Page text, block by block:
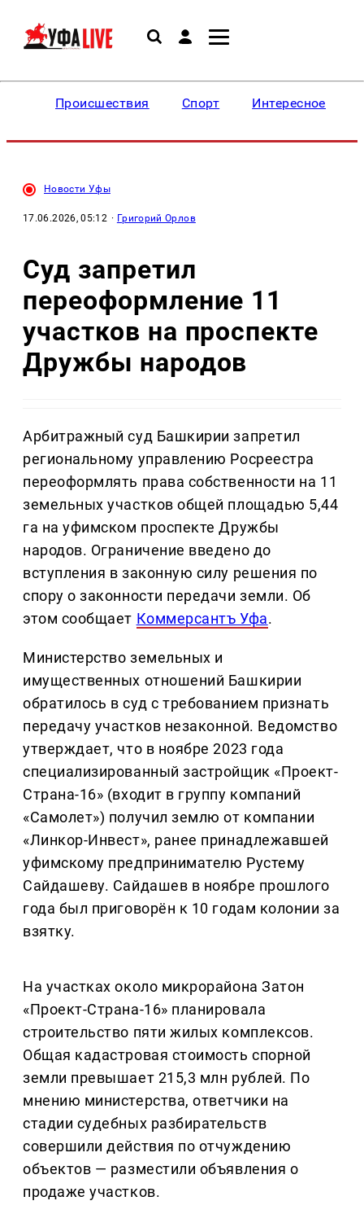
Происшествия Спорт Интересное
Новости Уфы
17.06.2026, 05:12 · Григорий Орлов
Суд запретил
переоформление 11
участков на проспекте
Дружбы народов
Арбитражный суд Башкирии запретил
региональному управлению Росреестра
переоформлять права собственности на 11
земельных участков общей площадью 5,44
га на уфимском проспекте Дружбы
народов. Ограничение введено до
вступления в законную силу решения по
спору о законности передачи земли. Об
этом сообщает Коммерсантъ Уфа.
Министерство земельных и
имущественных отношений Башкирии
обратилось в суд с требованием признать
передачу участков незаконной. Ведомство
утверждает, что в ноябре 2023 года
специализированный застройщик «Проект-
Страна-16» (входит в группу компаний
«Самолет») получил землю от компании
«Линкор-Инвест», ранее принадлежавшей
уфимскому предпринимателю Рустему
Сайдашеву. Сайдашев в ноябре прошлого
года был приговорён к 10 годам колонии за
взятку.
На участках около микрорайона Затон
«Проект-Страна-16» планировала
строительство пяти жилых комплексов.
Общая кадастровая стоимость спорной
земли превышает 215,3 млн рублей. По
мнению министерства, ответчики на
стадии судебных разбирательств
совершили действия по отчуждению
объектов — разместили объявления о
продаже участков.